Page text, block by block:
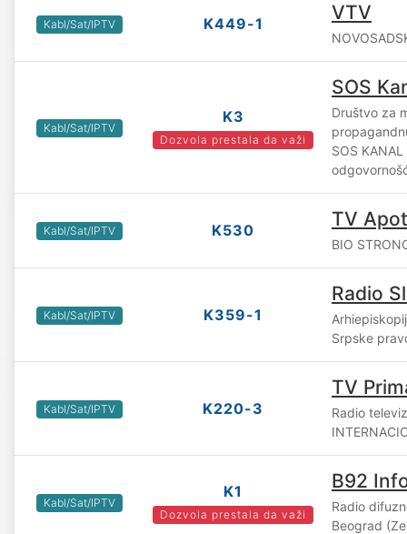
Kabl/Sat/IPTV K449-1 VTV
Kabl/Sat/IPTV
K3
Dozvola prestala da važi
SOS
Društvo za
SOS
Kabl/Sat/IPTV K530 TV
BIO
Kabl/Sat/IPTV K359-1
Radio
Srpske
Kabl/Sat/IPTV K220-3
TV
Radio
Kabl/Sat/IPTV
K1
Dozvola prestala da važi
B92
Radio
Beograd